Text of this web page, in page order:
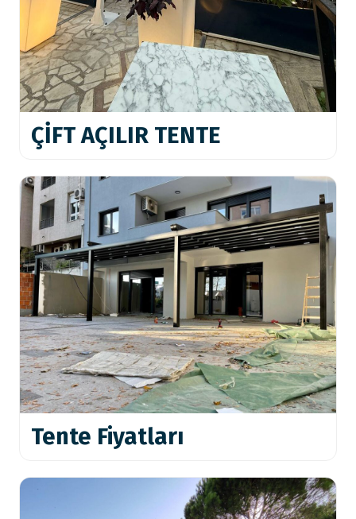
ÇİFT AÇILIR TENTE
Tente Fiyatları